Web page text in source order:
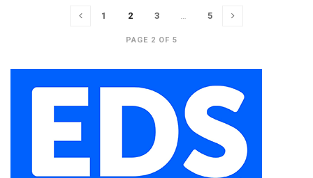
PAGE 2 OF 5
1 2 3 … 5